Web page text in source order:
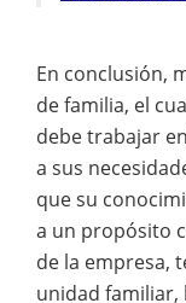
En conclusión,
de familia, el
debe trabajar
a sus
que su
a un propósito
de la empresa,
unidad familiar,